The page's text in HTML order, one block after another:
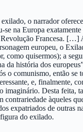
o narrador
na Europa exatamente
Revolução Francesa. […]
europeu, o
como quisermos); a
da história dos
o comunismo, então se
e, finalmente,
imaginário. Desta feita,
contrariedade àqueles
expatriados de outras
do exilado.